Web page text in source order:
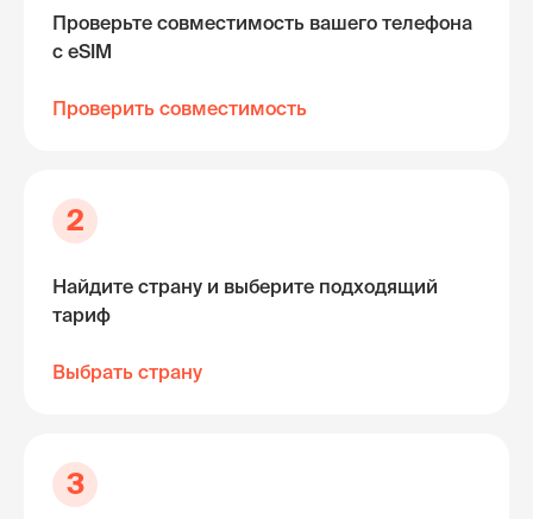
Проверьте совместимость вашего телефона
с eSIM
Проверить совместимость
2
Найдите страну и выберите подходящий
тариф
Выбрать страну
3